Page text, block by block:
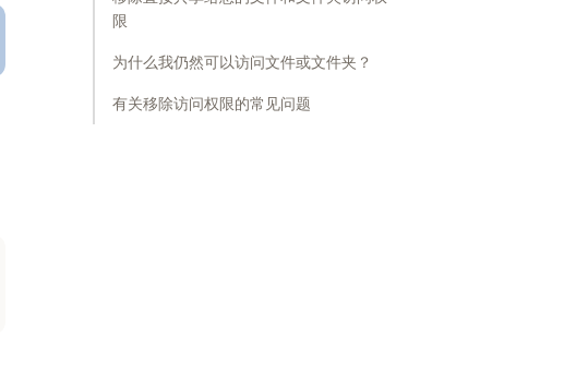
限
为什么我仍然可以访问文件或文件夹？
有关移除访问权限的常见问题